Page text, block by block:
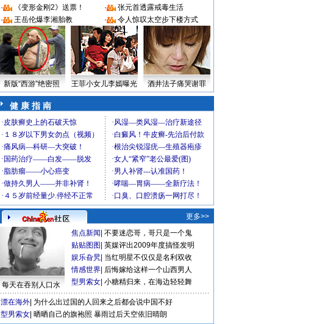
·
《变形金刚2》送票！ ·
张元首透露戒毒生活
·
王岳伦爆李湘胎教 · 令人惊叹太空步下楼方式
新版“西游”绝密照 王菲小女儿李嫣曝光 酒井法子痛哭谢罪
健 康 指 南
更多>>
每天在吞别人口水
焦点新闻 不要迷恋哥，哥只是一个鬼
贴贴图图 英媒评出2009年度搞怪发明
娱乐旮旯 当红明星不仅仅是名利双收
情感世界 后悔嫁给这样一个山西男人
型男索女 小糖精归来，在海边轻轻舞
漂在海外 为什么出过国的人回来之后都会说中国不好
型男索女 晒晒自己的旗袍照 暴雨过后天空依旧晴朗